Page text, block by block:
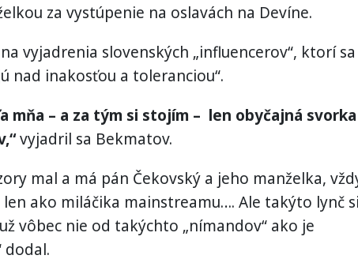
za vystúpenie na oslavách na Devíne.
vyjadrenia slovenských „influencerov“, ktorí sa
nad inakosťou a toleranciou“.
mňa – a za tým si stojím – len obyčajná svorka
vyjadril sa Bekmatov.
mal a má pán Čekovský a jeho manželka,
ako miláčika mainstreamu…. Ale takýto lynč si
vôbec nie od takýchto „nímandov“ ako je
dodal.